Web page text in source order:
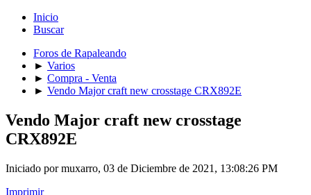
Inicio
Buscar
Foros de Rapaleando
► Varios
► Compra - Venta
► Vendo Major craft new crosstage CRX892E
Vendo Major craft new crosstage
CRX892E
Iniciado por muxarro, 03 de Diciembre de 2021, 13:08:26 PM
Imprimir